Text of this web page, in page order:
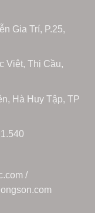
Gia Trí, P.25,
Việt, Thị Cầu,
Hà Huy Tập, TP
/